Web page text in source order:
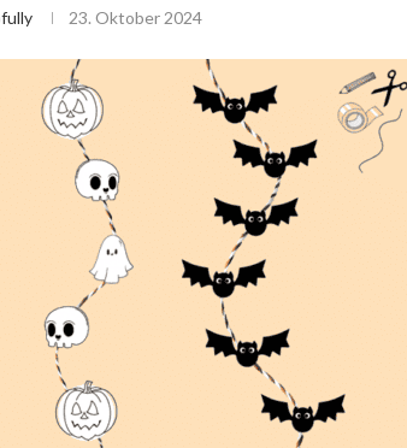
23. Oktober 2024